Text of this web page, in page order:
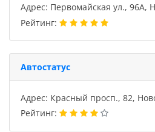
Адрес: Первомайская ул., 96А,
Рейтинг:
Автостатус
Адрес: Красный просп., 82,
Рейтинг: